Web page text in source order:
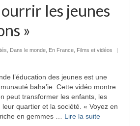
les jeunes
»
Dans le monde En France Films et vidéos
|
l’éducation des jeunes est une
baha’ie. Cette vidéo montre
peut transformer les enfants, les
quartier et la société. « Voyez en
en gemmes … Lire la suite­­